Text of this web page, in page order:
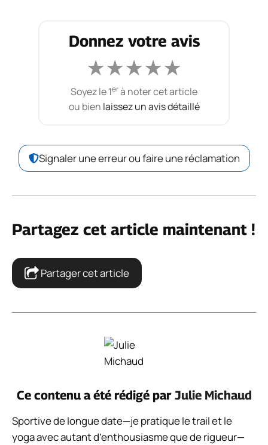
Donnez votre avis
★★★★★
Soyez le 1erà noter cet article
ou bien laissez un avis détaillé
Signaler une erreur ou faire une réclamation
Partagez cet article maintenant !
Partager cet article
Ce contenu a été rédigé par Julie Michaud
Sportive de longue date—je pratique le trail et le
yoga avec autant d’enthousiasme que de rigueur—